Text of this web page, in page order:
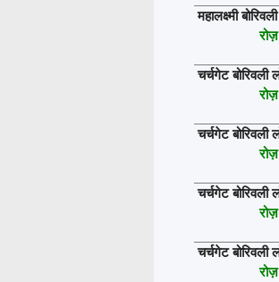
महालक्ष्मी
रोज़
चर्चगेट बोरिवली
रोज़
चर्चगेट बोरिवली
रोज़
चर्चगेट बोरिवली
रोज़
चर्चगेट बोरिवली
रोज़